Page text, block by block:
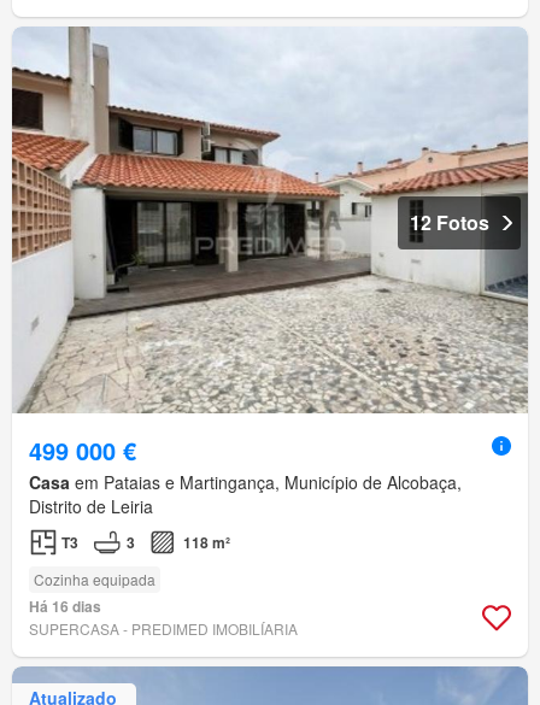
12 Fotos
499 000 €
Casa em Pataias e Martingança, Município de Alcobaça,
Distrito de Leiria
T3 3 118 m²
Cozinha equipada
Há 16 dias
SUPERCASA - PREDIMED IMOBILÍARIA
Atualizado